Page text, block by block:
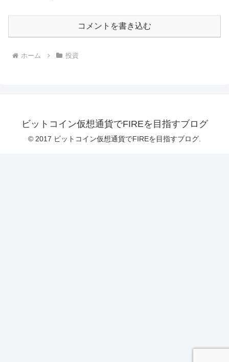
コメントを書き込む
ホーム 投資
ビットコイン仮想通貨でFIREを目指すブログ
© 2017 ビットコイン仮想通貨でFIREを目指すブログ.